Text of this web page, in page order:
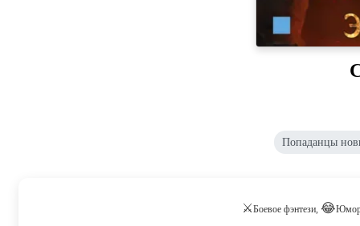
Попаданцы
⚔Боевое фэнтези, 😂